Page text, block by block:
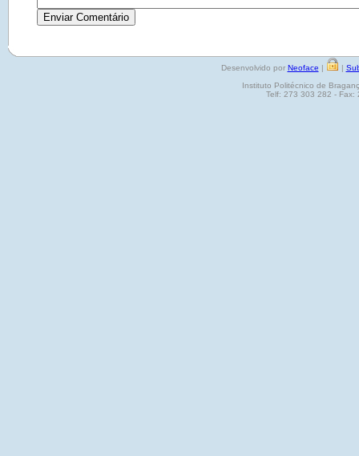
Desenvolvido por Neoface | |
Instituto Politécnico de
Telf: 273 303 282 - Fax: